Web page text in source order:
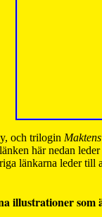
och trilogin
här nedan
länkarna leder till
illustrationer som